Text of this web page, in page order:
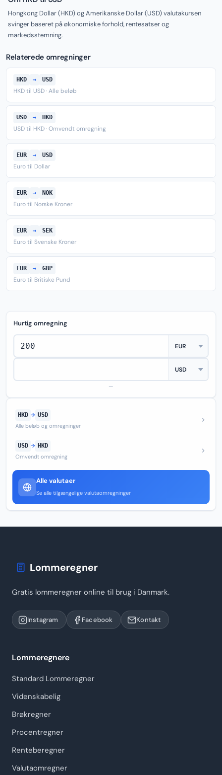
Hongkong Dollar (HKD) og Amerikanske Dollar (USD) valutakursen
svinger baseret på økonomiske forhold, rentesatser og
markedsstemning.
Relaterede omregninger
HKD → USD
HKD til USD · Alle beløb
USD → HKD
USD til HKD · Omvendt omregning
EUR → USD
Euro til Dollar
EUR → NOK
Euro til Norske Kroner
EUR → SEK
Euro til Svenske Kroner
EUR → GBP
Euro til Britiske Pund
Hurtig omregning
—
HKD → USD
Alle beløb og omregninger
USD → HKD
Omvendt omregning
Alle valutaer
Se alle tilgængelige valutaomregninger
Lommeregner
Gratis lommeregner online til brug i Danmark.
Instagram Facebook Kontakt
Lommeregnere
Standard Lommeregner
Videnskabelig
Brøkregner
Procentregner
Renteberegner
Valutaomregner